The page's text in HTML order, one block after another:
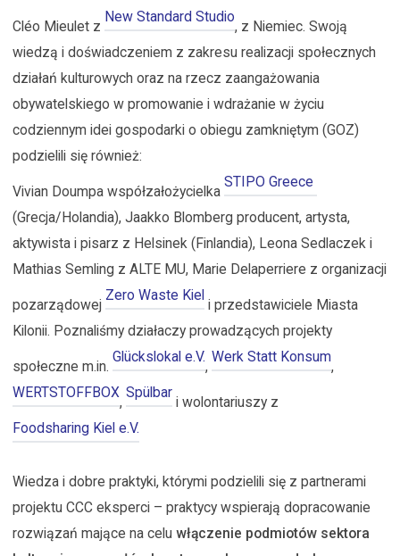
Cléo Mieulet z
New Standard Studio
, z Niemiec. Swoją
wiedzą i doświadczeniem z zakresu realizacji społecznych
działań kulturowych oraz na rzecz zaangażowania
obywatelskiego w promowanie i wdrażanie w życiu
codziennym idei gospodarki o obiegu zamkniętym (GOZ)
podzielili się również:
Vivian Doumpa współzałożycielka
STIPO Greece
(Grecja/Holandia), Jaakko Blomberg producent, artysta,
aktywista i pisarz z Helsinek (Finlandia), Leona Sedlaczek i
Mathias Semling z ALTE MU, Marie Delaperriere z organizacji
pozarządowej
Zero Waste Kiel
i przedstawiciele Miasta
Kilonii. Poznaliśmy działaczy prowadzących projekty
społeczne m.in.
Glückslokal e.V.
,
Werk Statt Konsum
,
WERTSTOFFBOX
,
Spülbar
i wolontariuszy z
Foodsharing Kiel e.V.
Wiedza i dobre praktyki, którymi podzielili się z partnerami
projektu CCC eksperci – praktycy wspierają dopracowanie
rozwiązań mające na celu włączenie podmiotów sektora